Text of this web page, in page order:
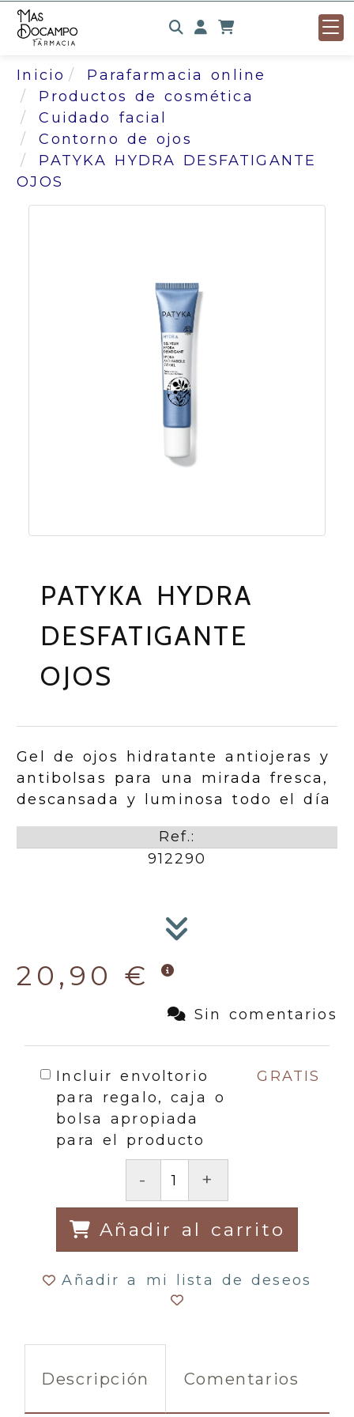
Identifícate
Inicio
Parafarmacia online
Productos de cosmética
Cuidado facial
Contorno de ojos
PATYKA HYDRA DESFATIGANTE
OJOS
PATYKA HYDRA
DESFATIGANTE
OJOS
Gel de ojos hidratante antiojeras y
antibolsas para una mirada fresca,
descansada y luminosa todo el día
Ref.:
912290
20,90 €
Sin comentarios
Incluir envoltorio
para regalo, caja o
bolsa apropiada
para el producto
GRATIS
- +
Añadir al carrito
Añadir a mi lista de deseos
Descripción Comentarios